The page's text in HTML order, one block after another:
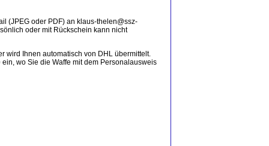
(JPEG oder PDF) an klaus-thelen@ssz-
oder mit Rückschein kann nicht
wird Ihnen automatisch von DHL übermittelt.
wo Sie die Waffe mit dem Personalausweis